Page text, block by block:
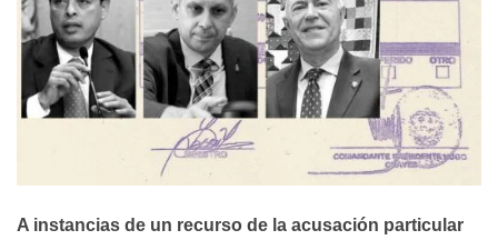
A instancias de un recurso de la acusación particular